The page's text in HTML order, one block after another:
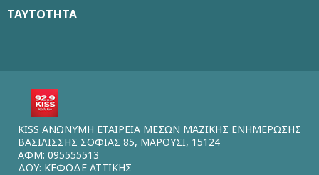
ΤΑΥΤΟΤΗΤΑ
KISS ΑΝΩΝΥΜΗ ΕΤΑΙΡΕΙΑ ΜΕΣΩΝ ΜΑΖΙΚΗΣ ΕΝΗΜΕΡΩΣΗΣ
ΒΑΣΙΛΙΣΣΗΣ ΣΟΦΙΑΣ 85, ΜΑΡΟΥΣΙ, 15124
ΑΦΜ: 095555513
ΔΟΥ: ΚΕΦΟΔΕ ΑΤΤΙΚΗΣ